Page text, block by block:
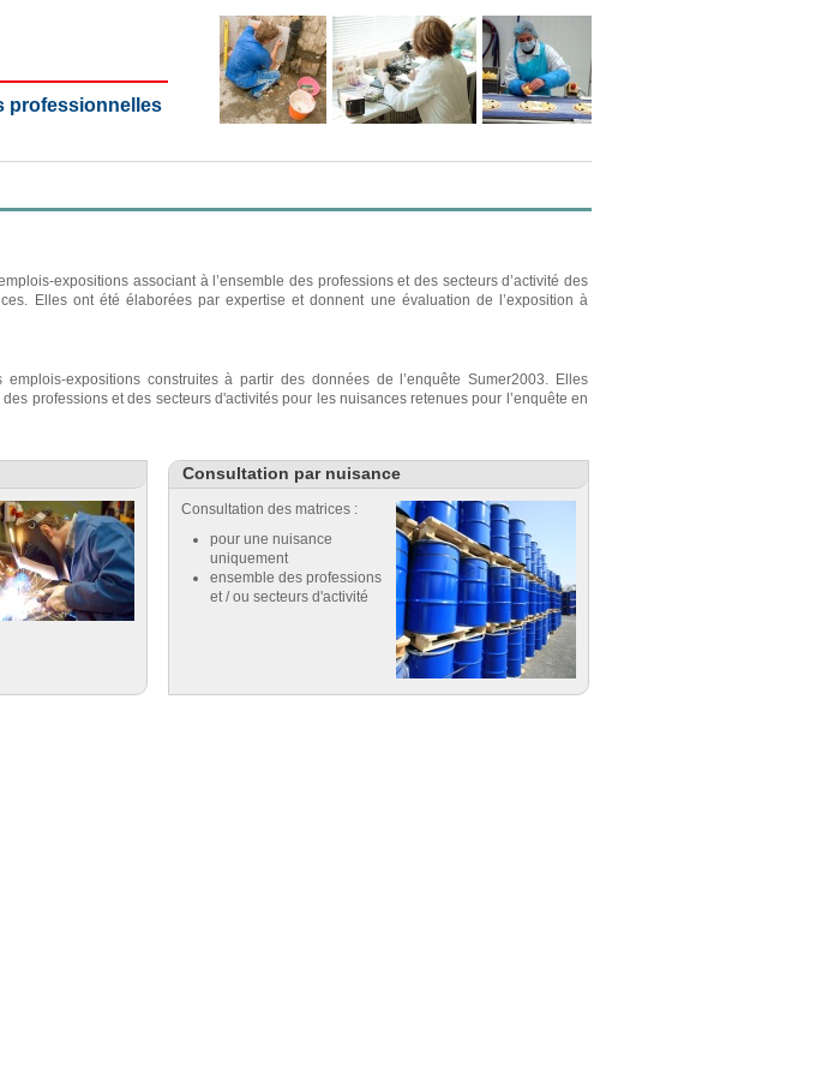
professionnelles
expositions associant à l’ensemble des professions et des secteurs d’activité des
Elles ont été élaborées par expertise et donnent une évaluation de l’exposition à
expositions construites à partir des données de l’enquête Sumer2003. Elles
professions et des secteurs d'activités pour les nuisances retenues pour l’enquête en
Consultation par nuisance
Consultation des matrices :
pour une nuisance
uniquement
ensemble des professions
et / ou secteurs d'activité